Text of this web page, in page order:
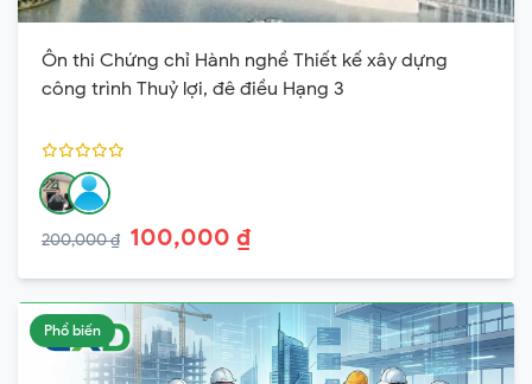
Ôn thi Chứng chỉ Hành nghề Thiết kế xây dựng
công trình Thuỷ lợi, đê điều Hạng 3
200,000 ₫ 100,000 ₫
Phổ biến